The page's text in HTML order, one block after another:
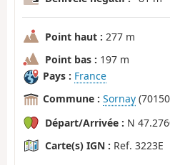
Point haut : 277 m
Point bas : 197 m
Pays : France
Commune : Sornay
Départ/Arrivée : N
Carte(s) IGN : Ref. 3223E